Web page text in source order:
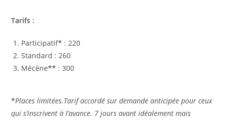
Tarifs :
Participatif* : 220
Standard : 260
Mécène** : 300
*Places limitées.Tarif accordé sur demande anticipée pour ceux
qui s’inscrivent à l’avance. 7 jours avant idéalement mais